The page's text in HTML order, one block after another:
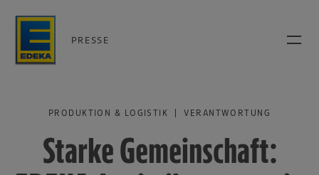
PRESSE
PRODUKTION & LOGISTIK | VERANTWORTUNG
Starke Gemeinschaft: